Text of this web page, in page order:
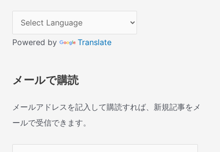
Powered by Translate
メールで購読
メールアドレスを記入して購読すれば、新規記事をメ
ールで受信できます。